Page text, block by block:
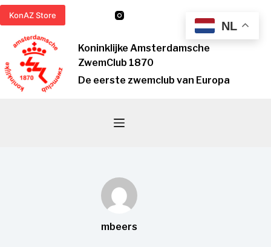
Ga
naar
inhoud
KonAZ Store
Koninklijke Amsterdamsche
ZwemClub 1870
De eerste zwemclub van Europa
mbeers
NL